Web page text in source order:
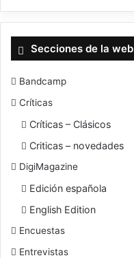
Secciones de la web
Bandcamp
Críticas
Críticas – Clásicos
Criticas – novedades
DigiMagazine
Edición española
English Edition
Encuestas
Entrevistas